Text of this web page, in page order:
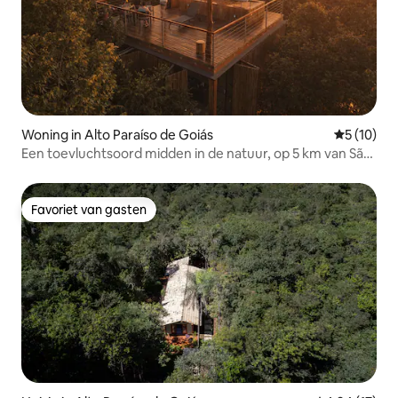
Woning in Alto Paraíso de Goiás
5 (10)
Een toevluchtsoord midden in de natuur, op 5 km van São
Favoriet van gasten
Favoriet van gasten